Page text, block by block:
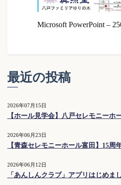
Microsoft PowerPoint –
最近の投稿
2026年07月15日
【ホール見学会】八戸セレモニーホ
2026年06月23日
【青森セレモニーホール富田】15周
2026年06月12日
「あんしんクラブ」アプリはじめま